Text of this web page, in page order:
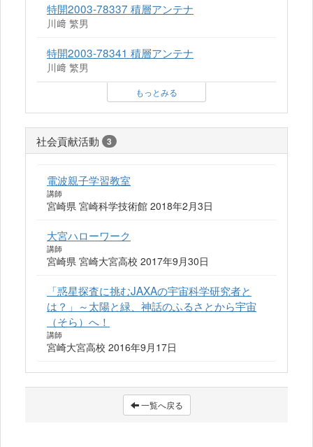
特開2003-78337 積層アンテナ
川﨑 繁男
特開2003-78341 積層アンテナ
川﨑 繁男
もっとみる
社会貢献活動 3
電波親子学習教室
講師
宮崎県 宮崎科学技術館 2018年2月3日
大宮ハローワーク
講師
宮崎県 宮崎大宮高校 2017年9月30日
「惑星探査に挑むJAXAの宇宙科学研究者と
は？」～太陽と緑、神話のふるさとから宇宙
（そら）へ！
講師
宮崎大宮高校 2016年9月17日
一覧へ戻る